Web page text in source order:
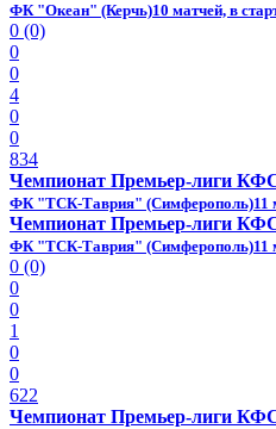
ФК "Океан" (Керчь)10 матчей, в
0 (0)
0
0
4
0
0
834
Чемпионат Премьер-лиги
ФК "ТСК-Таврия" (Симферополь)11
Чемпионат Премьер-лиги
ФК "ТСК-Таврия" (Симферополь)11
0 (0)
0
0
1
0
0
622
Чемпионат Премьер-лиги